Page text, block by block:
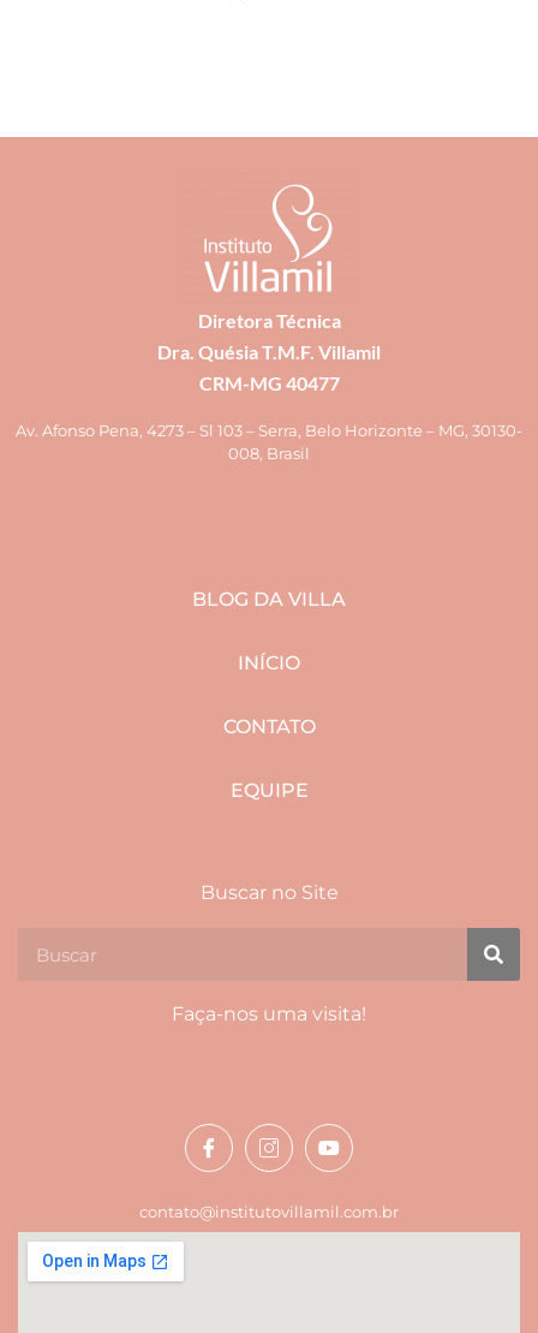
Diretora Técnica
Dra. Quésia T.M.F. Villamil
CRM-MG 40477
Av. Afonso Pena, 4273 – Sl 103 – Serra, Belo Horizonte – MG, 30130-
008, Brasil
BLOG DA VILLA
INÍCIO
CONTATO
EQUIPE
Buscar no Site
Faça-nos uma visita!
contato@institutovillamil.com.br